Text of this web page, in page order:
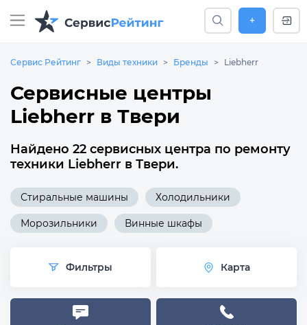
+
Сервис Рейтинг Виды техники Бренды Liebherr
Сервисные центры
Liebherr в Твери
Найдено 22 сервисных центра по ремонту
техники Liebherr в Твери.
Стиральные машины Холодильники
Морозильники Винные шкафы
Фильтры Карта